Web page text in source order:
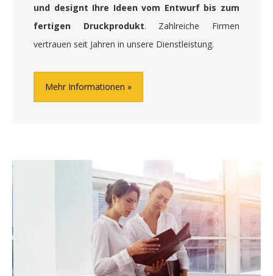
und designt Ihre Ideen vom Entwurf bis zum
fertigen Druckprodukt. Zahlreiche Firmen
vertrauen seit Jahren in unsere Dienstleistung.
Mehr Informationen